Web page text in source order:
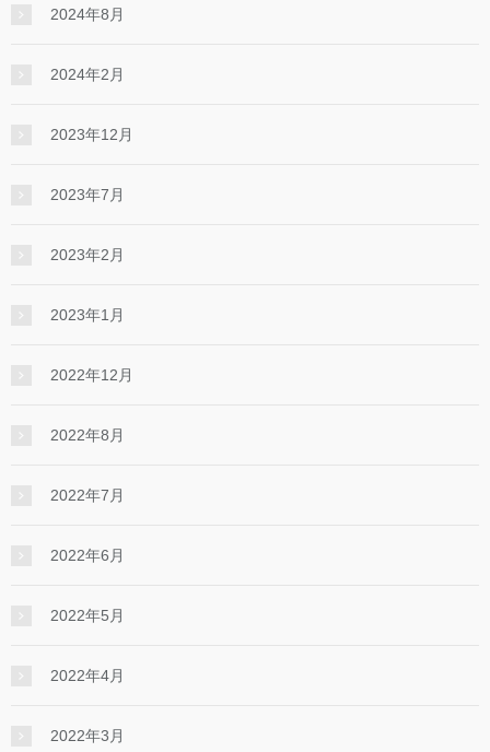
2024年8月
2024年2月
2023年12月
2023年7月
2023年2月
2023年1月
2022年12月
2022年8月
2022年7月
2022年6月
2022年5月
2022年4月
2022年3月